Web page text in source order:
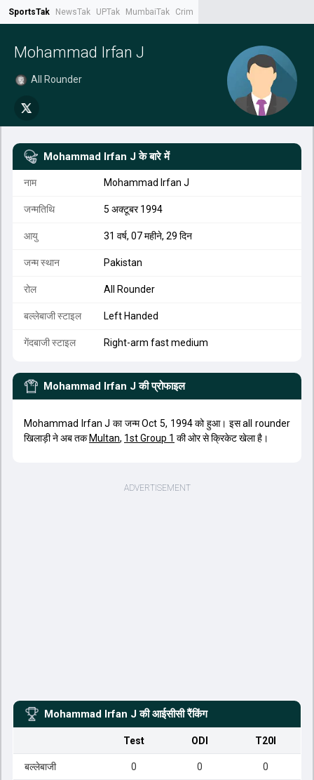
SportsTak NewsTak UPTak MumbaiTak CrimeTak
Mohammad Irfan J
All Rounder
Mohammad Irfan J के बारे में
नाम Mohammad Irfan J
जन्मतिथि 5 अक्टूबर 1994
आयु 31 वर्ष, 07 महीने, 29 दिन
जन्म स्थान Pakistan
रोल All Rounder
बल्लेबाजी स्टाइल Left Handed
गेंदबाजी स्टाइल Right-arm fast medium
Mohammad Irfan J की प्रोफाइल
Mohammad Irfan J का जन्म Oct 5, 1994 को हुआ। इस all rounder
खिलाड़ी ने अब तक Multan, 1st Group 1 की ओर से क्रिकेट खेला है।
Mohammad Irfan J की आईसीसी रैंकिंग
Test ODI T20I
बल्लेबाजी 0 0 0